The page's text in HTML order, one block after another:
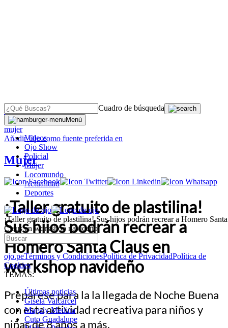
Cuadro de búsqueda
Menú
Videos
Ojo Show
Policial
Mujer
Locomundo
Actualidad
Deportes
¡Taller gratuito de plastilina! Sus hijos podrán recrear a Homero Santa
Claus en workshop navideño
ojo.peTérminos y CondicionesPolítica de PrivacidadPolítica de
Cookies
TEMAS:
Últimas noticias
Gisela Valcarcel
Magaly Medina
Cuto Guadalupe
OJO
mujer
AñadirOjocomo fuente preferida en
Mujer
¡Taller gratuito de plastilina!
Sus hijos podrán recrear a
Homero Santa Claus en
workshop navideño
Prepárese para la la llegada de Noche Buena
con esta actividad recreativa para niños y
niñas de 8 años a más.